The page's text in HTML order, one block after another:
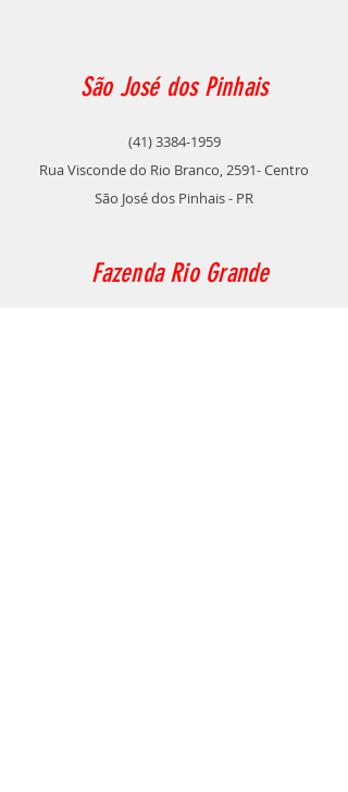
São José dos Pinhais
(41) 3384-1959
Rua Visconde do Rio Branco, 2591- Centro
São José dos Pinhais - PR
Fazenda Rio Grande